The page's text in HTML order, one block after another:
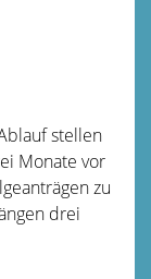
stellen
Monate vor
zu
drei